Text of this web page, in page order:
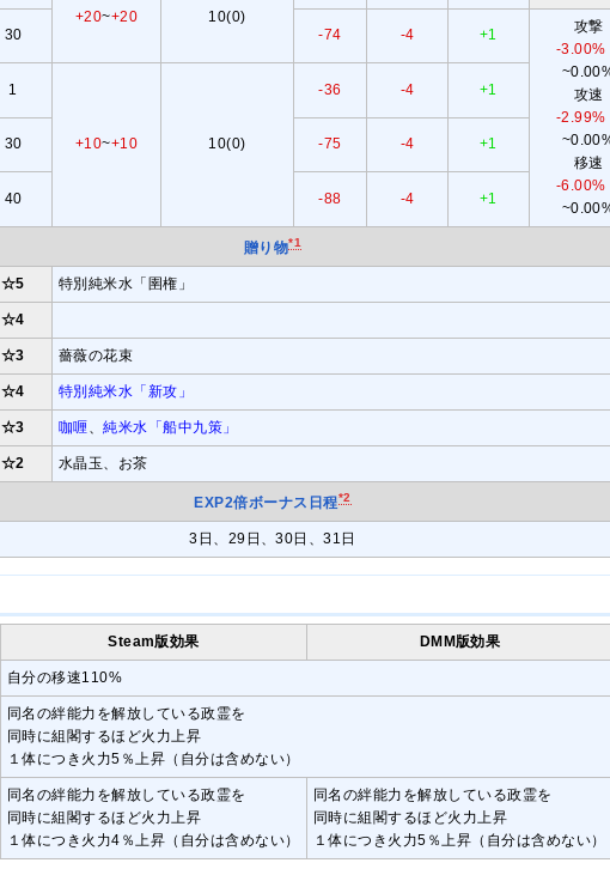
+20~+20 10(0)
30 -74 -4 +1
攻撃
-3.00%
攻速
-2.99%
移速
-6.00%
1
+10~+10 10(0)
-36 -4 +1
30 -75 -4 +1
40 -88 -4 +1
贈り物*1
☆5 特別純米水「圉権」
☆4
☆3 薔薇の花束
☆4 特別純米水「新攻」
☆3 咖喱、純米水「船中九策」
☆2 水晶玉、お茶
EXP2倍ボーナス日程*2
3日、29日、30日、31日
Steam版効果 DMM版効果
自分の移速110%
同名の絆能力を解放している政霊を
同時に組閣するほど火力上昇
１体につき火力5％上昇（自分は含めない）
同名の絆能力を解放している政霊を
同時に組閣するほど火力上昇
１体につき火力4％上昇（自分は含めない）
同名の絆能力を解放している政霊を
同時に組閣するほど火力上昇
１体につき火力5％上昇（自分は含めない）